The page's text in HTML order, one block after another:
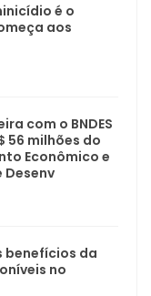
é o
aos
com o BNDES
56 milhões do
Econômico e
Desenv
benefícios da
no